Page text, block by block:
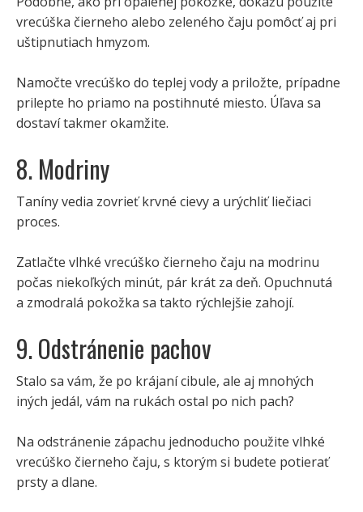
vrecúška čierneho alebo zeleného čaju pomôcť aj pri
uštipnutiach hmyzom.
Namočte vrecúško do teplej vody a priložte, prípadne
prilepte ho priamo na postihnuté miesto. Úľava sa
dostaví takmer okamžite.
8. Modriny
Taníny vedia zovrieť krvné cievy a urýchliť liečiaci
proces.
Zatlačte vlhké vrecúško čierneho čaju na modrinu
počas niekoľkých minút, pár krát za deň. Opuchnutá
a zmodralá pokožka sa takto rýchlejšie zahojí.
9. Odstránenie pachov
Stalo sa vám, že po krájaní cibule, ale aj mnohých
iných jedál, vám na rukách ostal po nich pach?
Na odstránenie zápachu jednoducho použite vlhké
vrecúško čierneho čaju, s ktorým si budete potierať
prsty a dlane.